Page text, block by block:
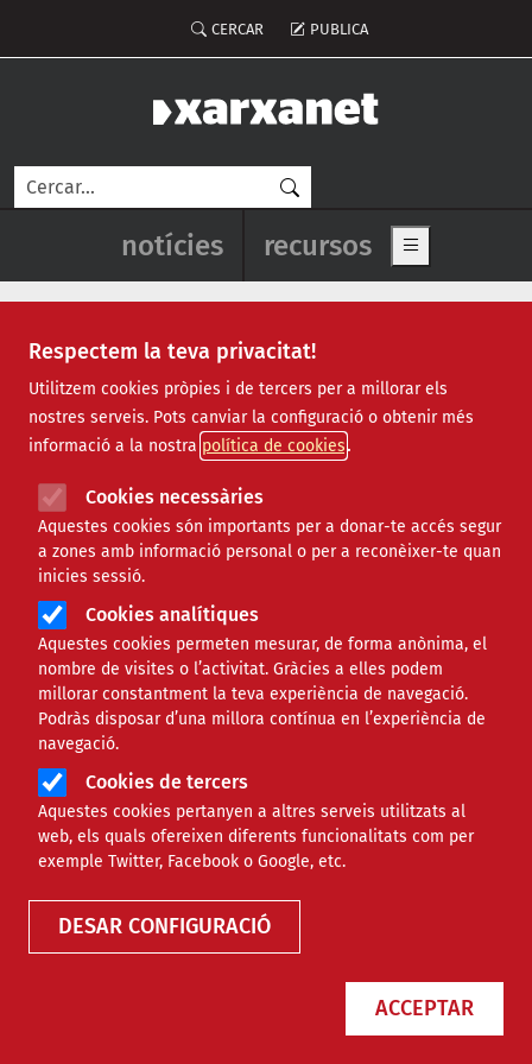
Respectem la teva privacitat!
Utilitzem cookies pròpies i de tercers per a millorar els
nostres serveis. Pots canviar la configuració o obtenir més
informació a la nostra política de cookies
Cookies necessàries
Aquestes cookies són importants per a donar-te accés segur
a zones amb informació personal o per a reconèixer-te quan
inicies sessió.
Cookies analítiques
Aquestes cookies permeten mesurar, de forma anònima, el
nombre de visites o l’activitat. Gràcies a elles podem
millorar constantment la teva experiència de navegació.
Podràs disposar d’una millora contínua en l’experiència de
navegació.
Cookies de tercers
Aquestes cookies pertanyen a altres serveis utilitzats al
web, els quals ofereixen diferents funcionalitats com per
exemple Twitter, Facebook o Google, etc.
DESAR CONFIGURACIÓ
ACCEPTAR
Menú del compte d'usuari
CERCAR PUBLICA
Cerca
Navegació principal de
notícies recursos Show main
animació infantil
La Federació d'Ateneus de
Catalunya es fa càrrec de la gestió
de la Fundació La Roda